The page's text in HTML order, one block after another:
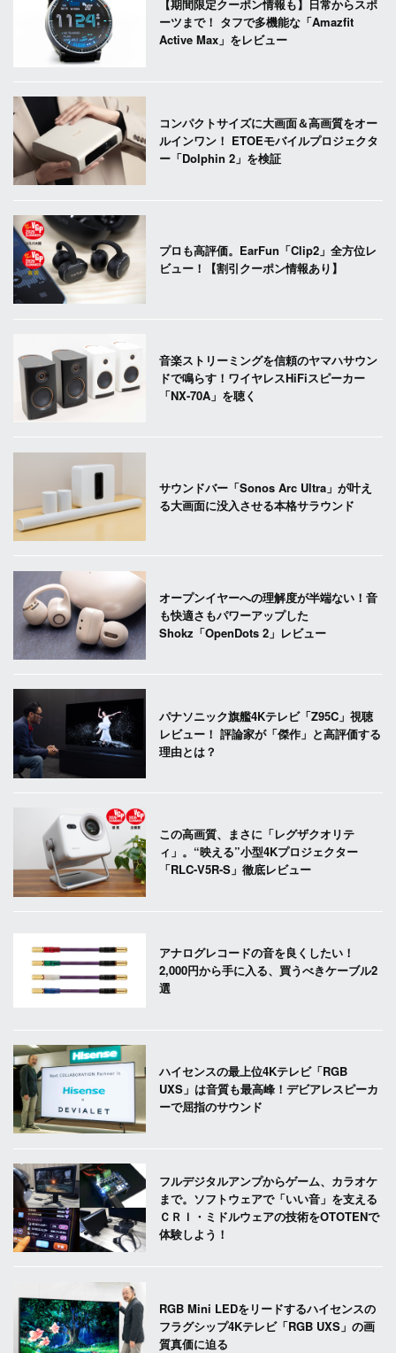
【期間限定クーポン情報も】日常からスポ
ーツまで！ タフで多機能な「Amazfit
Active Max」をレビュー
コンパクトサイズに大画面＆高画質をオー
ルインワン！ ETOEモバイルプロジェクタ
ー「Dolphin 2」を検証
プロも高評価。EarFun「Clip2」全方位レ
ビュー！【割引クーポン情報あり】
音楽ストリーミングを信頼のヤマハサウン
ドで鳴らす！ワイヤレスHiFiスピーカー
「NX-70A」を聴く
サウンドバー「Sonos Arc Ultra」が叶え
る大画面に没入させる本格サラウンド
オープンイヤーへの理解度が半端ない！音
も快適さもパワーアップした
Shokz「OpenDots 2」レビュー
パナソニック旗艦4Kテレビ「Z95C」視聴
レビュー！ 評論家が「傑作」と高評価する
理由とは？
この高画質、まさに「レグザクオリテ
ィ」。“映える”小型4Kプロジェクター
「RLC-V5R-S」徹底レビュー
アナログレコードの音を良くしたい！
2,000円から手に入る、買うべきケーブル2
選
ハイセンスの最上位4Kテレビ「RGB
UXS」は音質も最高峰！デビアレスピーカ
ーで屈指のサウンド
フルデジタルアンプからゲーム、カラオケ
まで。ソフトウェアで「いい音」を支える
ＣＲＩ・ミドルウェアの技術をOTOTENで
体験しよう！
RGB Mini LEDをリードするハイセンスの
フラグシップ4Kテレビ「RGB UXS」の画
質真価に迫る